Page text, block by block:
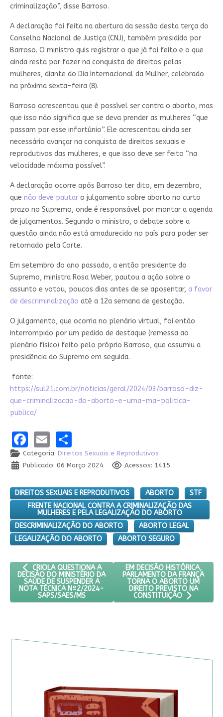
criminalização”, disse Barroso.
A declaração foi feita na abertura da sessão desta terça do
Conselho Nacional de Justiça (CNJ), também presidido por
Barroso. O ministro quis registrar o que já foi feito e o que
ainda resta por fazer na conquista de direitos pelas
mulheres, diante do Dia Internacional da Mulher, celebrado
na próxima sexta-feira (8).
Barroso acrescentou que é possível ser contra o aborto, mas
que isso não significa que se deva prender as mulheres “que
passam por esse infortúnio”. Ele acrescentou ainda ser
necessário avançar na conquista de direitos sexuais e
reprodutivos das mulheres, e que isso deve ser feito “na
velocidade máxima possível”.
A declaração ocorre após Barroso ter dito, em dezembro,
que não deve pautaro julgamento sobre aborto no curto
prazo no Supremo, onde é responsável por montar a agenda
de julgamentos. Segundo o ministro, o debate sobre a
questão ainda não está amadurecido no país para poder ser
retomado pela Corte.
Em setembro do ano passado, a então presidente do
Supremo, ministra Rosa Weber, pautou a ação sobre o
assunto e votou, poucos dias antes de se aposentar, a favor
de descriminalização até a 12a semana de gestação.
O julgamento, que ocorria no plenário virtual, foi então
interrompido por um pedido de destaque (remessa ao
plenário físico) feito pelo próprio Barroso, que assumiu a
presidência do Supremo em seguida.
fonte:
https://sul21.com.br/noticias/geral/2024/03/barroso-diz-
que-criminalizacao-do-aborto-e-uma-ma-politica-
publica/
Facebook
EmailShare
Categoria: Direitos Sexuais e Reprodutivos
Publicado: 06 Março 2024
Acessos: 1415
DIREITOS SEXUAIS E REPRODUTIVOS ABORTO
STF
FRENTE NACIONAL CONTRA A CRIMINALIZAÇÃO DAS
MULHERES E PELA LEGALIZAÇÃO DO ABORTO
DESCRIMINALIZAÇÃO DO ABORTO
ABORTO LEGAL
LEGALIZAÇÃO DO ABORTO
ABORTO SEGURO
ARTIGO ANTERIOR: CRIOLA QUESTIONA A DECISÃO DO
CRIOLA QUESTIONA A
DECISÃO DO MINISTÉRIO DA
SAÚDE DE SUSPENDER A
NOTA TÉCNICA Nº2/2024-
SAPS/SAES/MS
PRÓXIMO ARTIGO: EM
EM DECISÃO HISTÓRICA,
PARLAMENTO DA FRANÇA
TORNA O ABORTO UM
DIREITO PREVISTO NA
CONSTITUIÇÃO